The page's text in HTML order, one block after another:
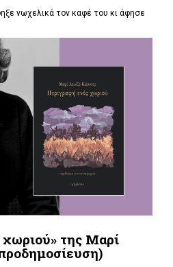
νωχελικά τον καφέ του κι άφησε
της Μαρί